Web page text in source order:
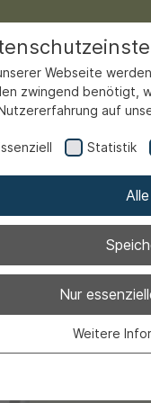
Webseite
zwingend benötigt,
auf
Statistik
Nur
Cookies
Weitere